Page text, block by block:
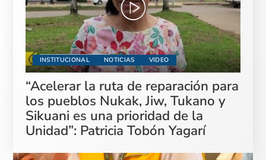
INSTITUCIONAL NOTICIAS VIDEO
“Acelerar la ruta de reparación para
los pueblos Nukak, Jiw, Tukano y
Sikuani es una prioridad de la
Unidad”: Patricia Tobón Yagarí